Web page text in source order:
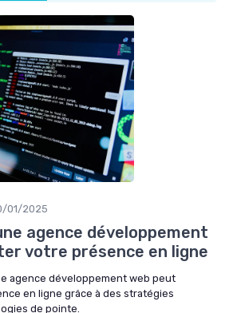
01/2025
agence développement
votre présence en ligne
agence développement web peut
en ligne grâce à des stratégies
de pointe.